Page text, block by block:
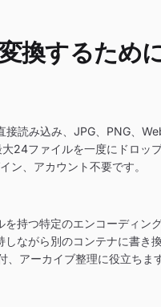
換するため
読み込み、JPG、PNG、
24ファイルを一度にドロッ
、アカウント不要です。
持つ特定のエンコーディン
ながら別のコンテナに書き
アーカイブ整理に役立ちます